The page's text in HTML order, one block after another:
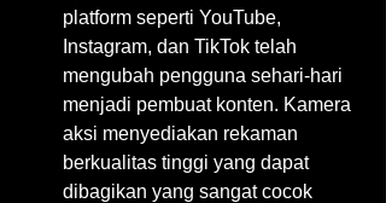
platform seperti YouTube,
Instagram, dan TikTok telah
mengubah pengguna sehari-hari
menjadi pembuat konten. Kamera
aksi menyediakan rekaman
berkualitas tinggi yang dapat
dibagikan yang sangat cocok